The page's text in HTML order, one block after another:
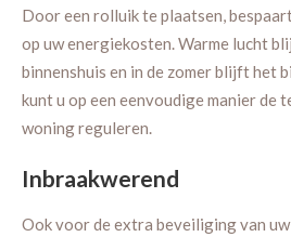
Door een rolluik te plaatsen,
op uw energiekosten. Warme lucht
binnenshuis en in de zomer blijft het
kunt u op een eenvoudige manier de
woning reguleren.
Inbraakwerend
Ook voor de extra beveiliging van